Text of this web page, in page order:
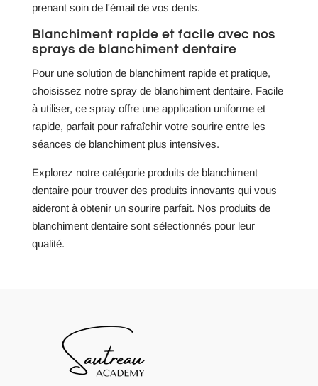
prenant soin de l'émail de vos dents.
Blanchiment rapide et facile avec nos
sprays de blanchiment dentaire
Pour une solution de blanchiment rapide et pratique,
choisissez notre spray de blanchiment dentaire. Facile
à utiliser, ce spray offre une application uniforme et
rapide, parfait pour rafraîchir votre sourire entre les
séances de blanchiment plus intensives.
Explorez notre catégorie produits de blanchiment
dentaire pour trouver des produits innovants qui vous
aideront à obtenir un sourire parfait. Nos produits de
blanchiment dentaire sont sélectionnés pour leur
qualité.